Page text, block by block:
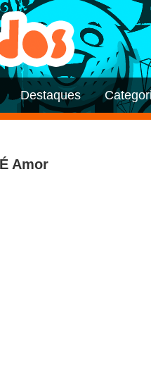
Destaques
Amor